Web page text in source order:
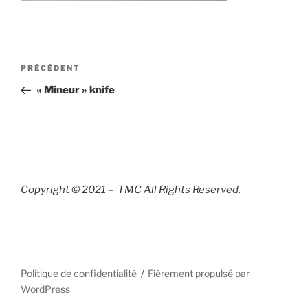
Navigation
l’article
Article
précédent
PRÉCÉDENT
« Mineur » knife
Copyright © 2021 – TMC All Rights Reserved.
Politique de confidentialité
Fièrement propulsé par
WordPress